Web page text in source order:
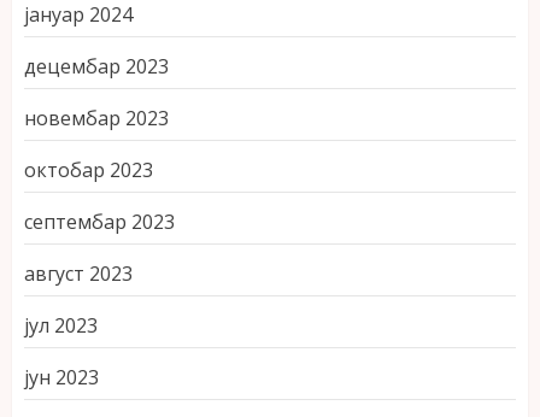
јануар 2024
децембар 2023
новембар 2023
октобар 2023
септембар 2023
август 2023
јул 2023
јун 2023